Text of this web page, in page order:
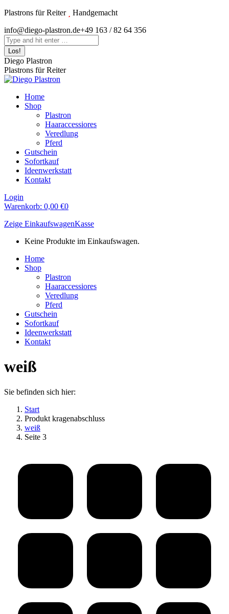
Zum
springen
Plastrons für Reiter
Handgemacht
Instagram
page
opens
in
new
window
info@diego-plastron.de+49 163 / 82 64 356
Search:
Diego Plastron
Plastrons für Reiter
Home
Shop
Plastron
Haaraccessiores
Veredlung
Pferd
Gutschein
Sofortkauf
Ideenwerkstatt
Kontakt
Login
Warenkorb: 0,00 €0
Zeige EinkaufswagenKasse
Keine Produkte im Einkaufswagen.
Home
Shop
Plastron
Haaraccessiores
Veredlung
Pferd
Gutschein
Sofortkauf
Ideenwerkstatt
Kontakt
weiß
Sie befinden sich hier:
Start
Produkt kragenabschluss
weiß
Seite 3